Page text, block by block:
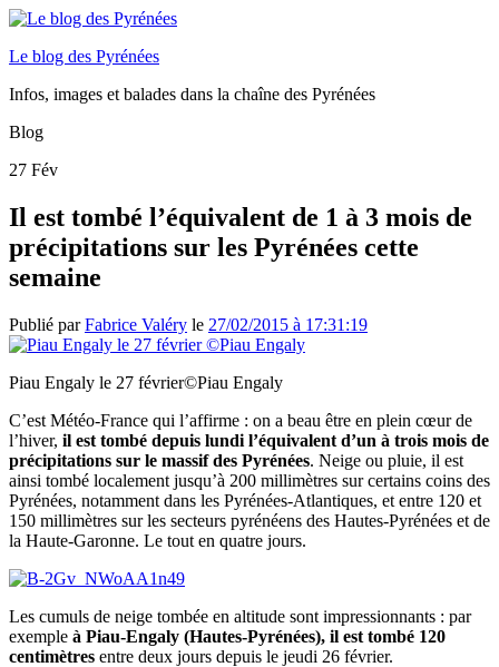
Le blog des Pyrénées
Infos, images et balades dans la chaîne des Pyrénées
Blog
27 Fév
Il est tombé l’équivalent de 1 à 3 mois de
précipitations sur les Pyrénées cette
semaine
Publié parFabrice Valéry le 27/02/2015 à 17:31:19
Piau Engaly le 27 février©Piau Engaly
C’est Météo-France qui l’affirme : on a beau être en plein cœur de
l’hiver, il est tombé depuis lundi l’équivalent d’un à trois mois de
précipitations sur le massif des Pyrénées. Neige ou pluie, il est
ainsi tombé localement jusqu’à 200 millimètres sur certains coins des
Pyrénées, notamment dans les Pyrénées-Atlantiques, et entre 120 et
150 millimètres sur les secteurs pyrénéens des Hautes-Pyrénées et de
la Haute-Garonne. Le tout en quatre jours.
Les cumuls de neige tombée en altitude sont impressionnants : par
exemple à Piau-Engaly (Hautes-Pyrénées), il est tombé 120
centimètres entre deux jours depuis le jeudi 26 février.